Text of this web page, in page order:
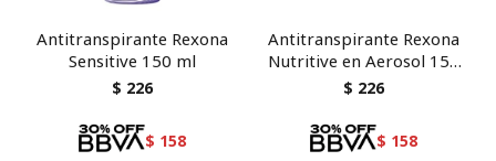
Antitranspirante Rexona
Sensitive 150 ml
$ 226
$ 158
Antitranspirante Rexona
Nutritive en Aerosol 150
ml
$ 226
$ 158